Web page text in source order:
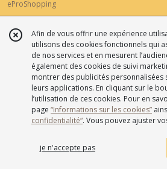
eProShopping
Afin de vous offrir une expérience
utilisons des cookies fonctionnels qui
de nos services et en mesurent
également des cookies de suivi
montrer des publicités personnalisées
leurs applications. En cliquant sur le
l’utilisation de ces cookies. Pour en
page “Informations sur les cookies”
confidentialité“. Vous pouvez ajuster
je n'accepte pas